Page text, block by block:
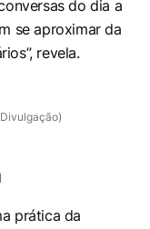
do dia a
se aproximar da
revela.
prática da